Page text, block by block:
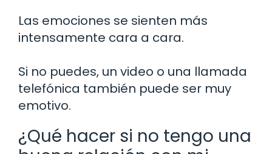
Las emociones se sienten más
intensamente cara a cara.
Si no puedes, un video o una llamada
telefónica también puede ser muy
emotivo.
¿Qué hacer si no tengo una